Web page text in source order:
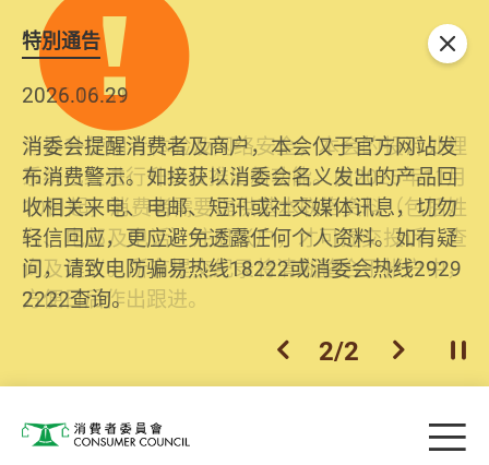
特別通告
2026.06.29
消委会提醒消费者及商户，本会仅于官方网站发
布消费警示。如接获以消委会名义发出的产品回
收相关来电、电邮、短讯或社交媒体讯息，切勿
轻信回应，更应避免透露任何个人资料。如有疑
问，请致电防骗易热线18222或消委会热线2929
2222查询。
2025.10.31
为提升使用者体验及网络安全，本会的投诉处理
系统已经进行升级及推出新功能。由2025年11月
10日起，消费者需要提供基本联络资料（包括姓
名、电邮及电话）注册帐户，才可提交投诉、查
询及建议。所有提交纪录将清晰整合于帐户中，
方便日后作出跟进。
上一个
2/2 下一个开
关闭
消费者委员会 目